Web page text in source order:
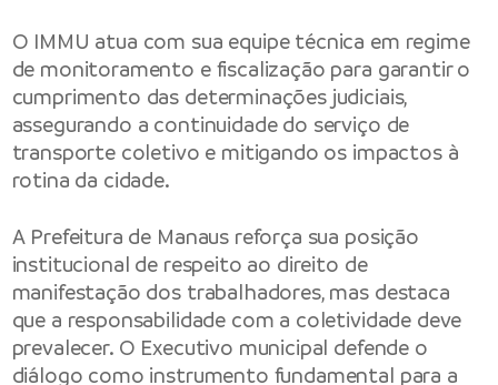
O IMMU atua com sua equipe técnica em regime
de monitoramento e fiscalização para garantir o
cumprimento das determinações judiciais,
assegurando a continuidade do serviço de
transporte coletivo e mitigando os impactos à
rotina da cidade.
A Prefeitura de Manaus reforça sua posição
institucional de respeito ao direito de
manifestação dos trabalhadores, mas destaca
que a responsabilidade com a coletividade deve
prevalecer. O Executivo municipal defende o
diálogo como instrumento fundamental para a